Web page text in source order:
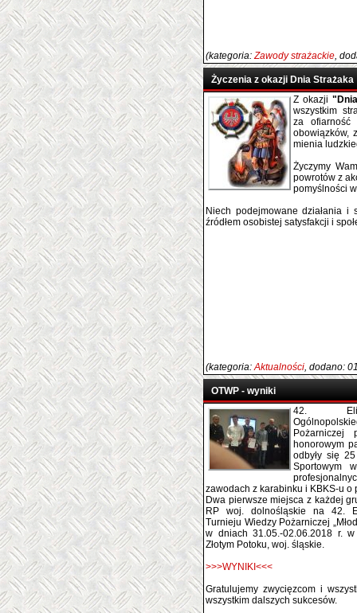
(kategoria:Zawody strażackie,
Życzenia z okazji Dnia Strażaka
Z okazji
wszystkim
za ofiarność
obowiązków,
mienia
Życzymy
powrotów z
pomyślności
Niech podejmowane działania i
źródłem osobistej satysfakcji i
(kategoria:Aktualności, dodano:
OTWP - wyniki
42.
Pożarniczej
honorowym
odbyły się
Sportowym
zawodach z karabinku i KBKS-u
Dwa pierwsze miejsca z każdej
RP woj. dolnośląskie na 42.
Turnieju Wiedzy Pożarniczej
w dniach 31.05.-02.06.2018 r.
Złotym Potoku, woj. śląskie.
>>>WYNIKI<<<
Gratulujemy zwycięzcom i
wszystkim dalszych sukcesów.